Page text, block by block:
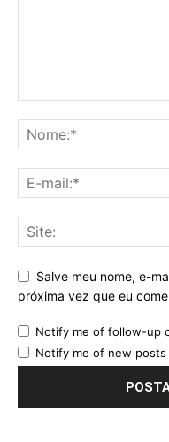
Salve meu nome, e-
próxima vez que eu
Notify me of follow-up
Notify me of new posts